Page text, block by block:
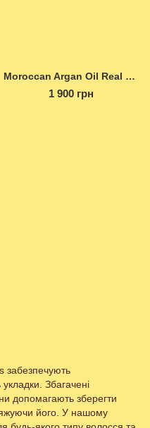
Moroccan Argan Oil Real Control Spray
1 900 грн
забезпечують
Збагачені
допомагають зберегти
його. У нашому